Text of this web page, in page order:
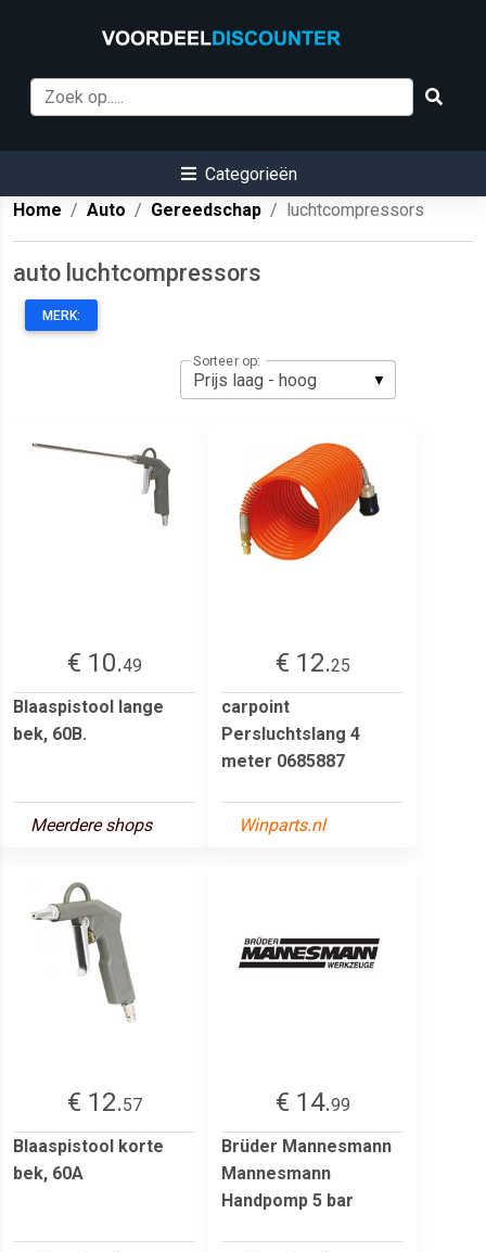
Categorieën
Home
Auto Gereedschap luchtcompressors
auto luchtcompressors
MERK:
Sorteer op:
€ 10.49
Blaaspistool lange
bek, 60B.
Meerdere shops
€ 12.25
carpoint
Persluchtslang 4
meter 0685887
Winparts.nl
€ 12.57
Blaaspistool korte
bek, 60A
€ 14.99
Brüder Mannesmann
Mannesmann
Handpomp 5 bar